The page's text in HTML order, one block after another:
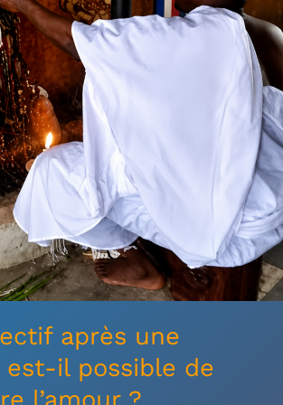
après une
il possible de